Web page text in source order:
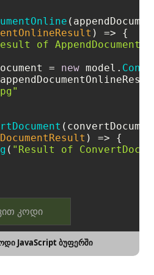
) => {
of
= new model.
) => {
( "Result of
კოდი
JavaScript ბუფერში